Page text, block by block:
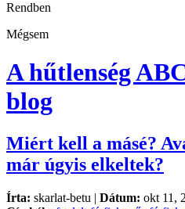
Rendben
Mégsem
A hűtlenség
blog
Miért kell a másé?
már úgyis elkeltek?
Írta: skarlat-betu | Dátum: okt 11,